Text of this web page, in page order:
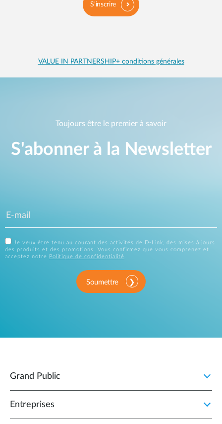
S'inscrire
VALUE IN PARTNERSHIP+ conditions générales
Toujours être le premier à savoir
S'abonner à la Newsletter
Je veux être tenu au courant des activités de D-Link, des mises à jours
des produits et des promotions. Vous confirmez que vous comprenez et
acceptez notre
Politique de confidentialité
Soumettre
Grand Public
Entreprises